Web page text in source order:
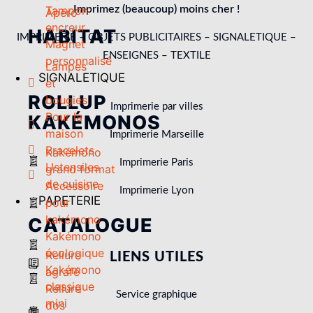
Tampon
encreur
Magnet
personnalisé
SIGNALETIQUE
ROLLUP
KAKÉMONOS
Kakémono
grand format
Accessoire
pour
kakémono
Kakémono
écologique
Kakémono
classique
mini
Apero
HABITAT
Lampes
et
bougies
Pour la
maison
Bracelets
Ustensiles
de cuisine
PAPETERIE
CATALOGUE
Reliure
agrafé
Reliure
dos
Imprimez (beaucoup) moins cher !
IMPRIMERIE – OBJETS PUBLICITAIRES – SIGNALETIQUE –
ENSEIGNES – TEXTILE
Imprimerie par villes
Imprimerie Marseille
Imprimerie Paris
Imprimerie Lyon
LIENS UTILES
Service graphique